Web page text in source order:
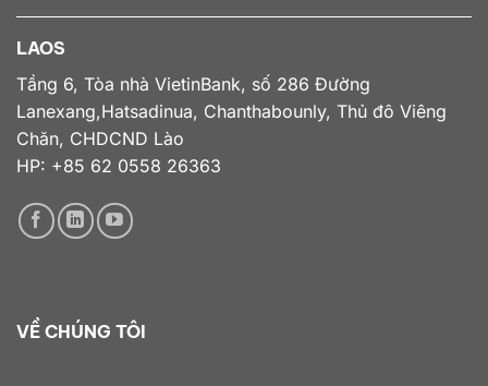
LAOS
Tầng 6, Tòa nhà VietinBank, số 286 Đường
Lanexang,Hatsadinua, Chanthabounly, Thủ đô Viêng
Chăn, CHDCND Lào
HP: +85 62 0558 26363
VỀ CHÚNG TÔI